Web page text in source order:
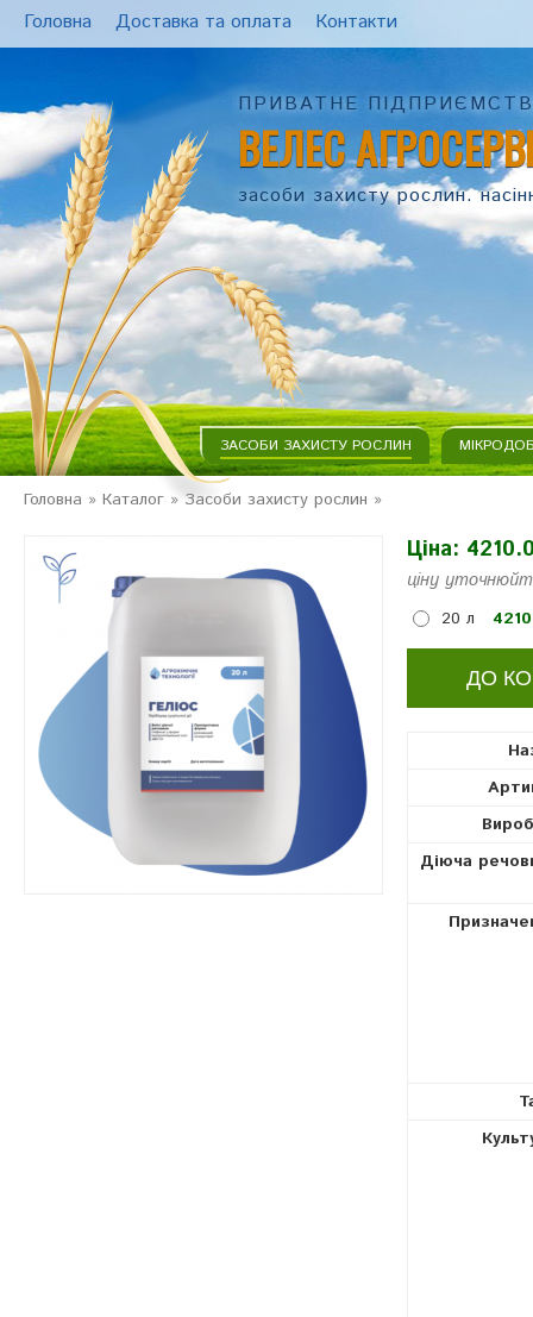
ПРИВАТНЕ
ВЕЛЕС
засоби захисту рослин.
Головна Доставка та оплата Контакти
ЗАСОБИ ЗАХИСТУ РОСЛИН
Головна » Каталог » Засоби захисту рослин »
гербіциди
Ціна:
ціну
20 л
Діюча